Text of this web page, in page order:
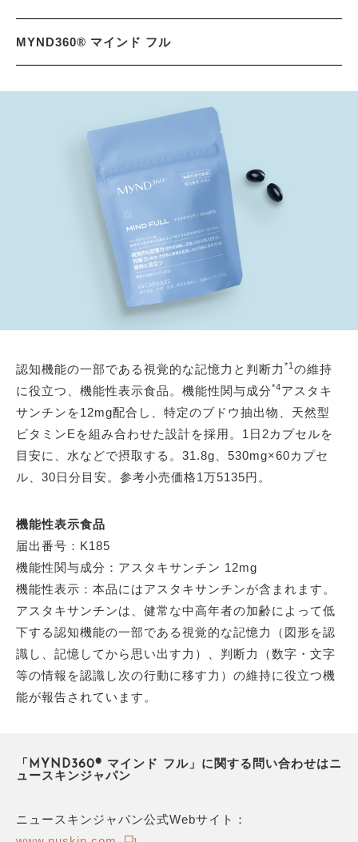
MYND360® マインド フル
認知機能の一部である視覚的な記憶力と判断力 *1 の維持
に役立つ、機能性表示食品。機能性関与成分*4アスタキ
サンチンを12mg配合し、特定のブドウ抽出物、天然型
ビタミンEを組み合わせた設計を採用。1日2カプセルを
目安に、水などで摂取する。31.8g、530mg×60カプセ
ル、30日分目安。参考小売価格1万5135円。
機能性表示食品
届出番号：K185
機能性関与成分：アスタキサンチン 12mg
機能性表示：本品にはアスタキサンチンが含まれます。
アスタキサンチンは、健常な中高年者の加齢によって低
下する認知機能の一部である視覚的な記憶力（図形を認
識し、記憶してから思い出す力）、判断力（数字・文字
等の情報を認識し次の行動に移す力）の維持に役立つ機
能が報告されています。
「MYND360® マインド フル」に関する問い合わせはニ
ュースキンジャパン
ニュースキンジャパン公式Webサイト：